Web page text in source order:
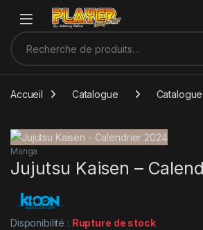
Sauter à la navigation
Skip to content
Recherche pour :
Accueil Catalogue Catalogue
Manga
Jujutsu Kaisen –
Disponibilité : Rupture de stock